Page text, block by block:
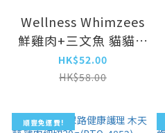
Wellness Whimzees
鮮雞肉+三文魚 貓貓潔
齒餅
4.5oz（WHZ0402）
HK$52.00
HK$58.00
順豐免運費!